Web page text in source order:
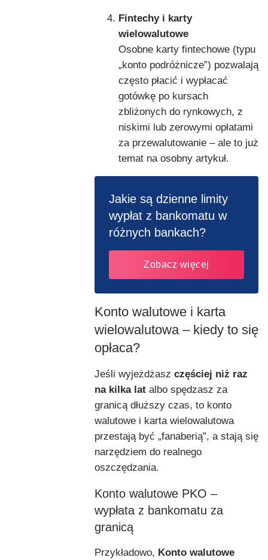
Fintechy i karty
wielowalutowe
Osobne karty fintechowe (typu
„konto podróżnicze”) pozwalają
często płacić i wypłacać
gotówkę po kursach
zbliżonych do rynkowych, z
niskimi lub zerowymi opłatami
za przewalutowanie – ale to już
temat na osobny artykuł.
Jakie są dzienne limity
wypłat z bankomatu w
różnych bankach?
Zobacz więcej
Konto walutowe i karta
wielowalutowa – kiedy to się
opłaca?
Jeśli wyjeżdżasz częściej niż raz
na kilka lat albo spędzasz za
granicą dłuższy czas, to konto
walutowe i karta wielowalutowa
przestają być „fanaberią”, a stają się
narzędziem do realnego
oszczędzania.
Konto walutowe PKO –
wypłata z bankomatu za
granicą
Przykładowo, Konto walutowe